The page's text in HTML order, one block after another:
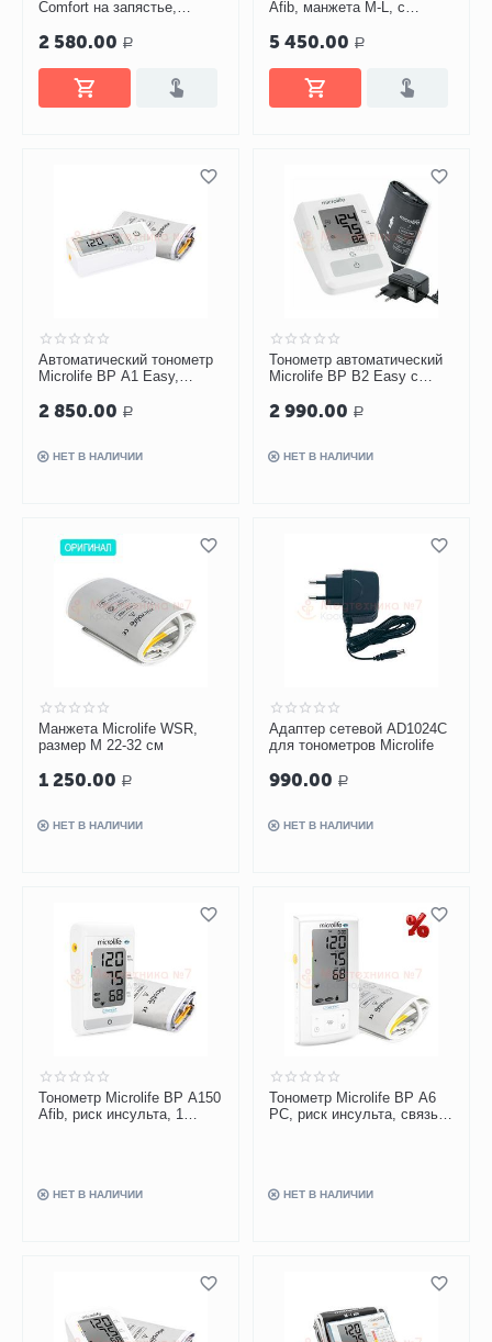
Comfort на запястье,
2 580.00 Р
Afib, манжета M-L, с
5 450.00 Р
Автоматический тонометр
Microlife BP A1 Easy,
2 850.00 Р
НЕТ В НАЛИЧИИ
Тонометр автоматический
Microlife BP B2 Easy с
2 990.00 Р
НЕТ В НАЛИЧИИ
Манжета Microlife WSR,
размер M 22-32 см
1 250.00 Р
НЕТ В НАЛИЧИИ
Адаптер сетевой AD1024C
для тонометров Microlife
990.00 Р
НЕТ В НАЛИЧИИ
Тонометр Microlife BP A150
Afib, риск инсульта, 1
НЕТ В НАЛИЧИИ
Тонометр Microlife BP A6
PC, риск инсульта, связь с
НЕТ В НАЛИЧИИ